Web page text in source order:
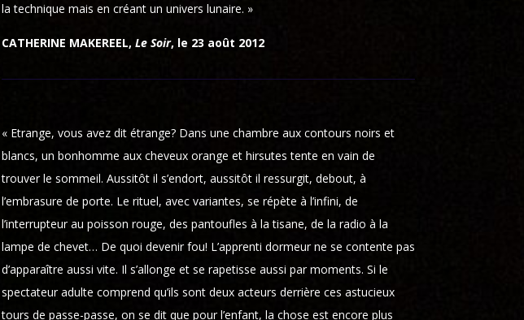
la technique mais en créant un univers lunaire. »
CATHERINE MAKEREEL, Le Soir, le 23 août 2012
« Etrange, vous avez dit étrange? Dans une chambre aux contours noirs et
blancs, un bonhomme aux cheveux orange et hirsutes tente en vain de
trouver le sommeil. Aussitôt il s’endort, aussitôt il ressurgit, debout, à
l’embrasure de porte. Le rituel, avec variantes, se répète à l’infini, de
l’interrupteur au poisson rouge, des pantoufles à la tisane, de la radio à la
lampe de chevet… De quoi devenir fou! L’apprenti dormeur ne se contente pas
d’apparaître aussi vite. Il s’allonge et se rapetisse aussi par moments. Si le
spectateur adulte comprend qu’ils sont deux acteurs derrière ces astucieux
tours de passe-passe, on se dit que pour l’enfant, la chose est encore plus